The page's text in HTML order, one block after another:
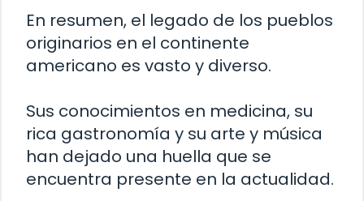
En resumen, el legado de los pueblos
originarios en el continente
americano es vasto y diverso.
Sus conocimientos en medicina, su
rica gastronomía y su arte y música
han dejado una huella que se
encuentra presente en la actualidad.